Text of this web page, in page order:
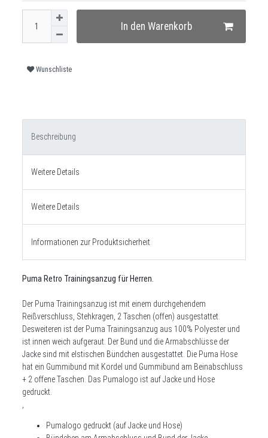
In den Warenkorb
Wunschliste
Beschreibung
Weitere Details
Weitere Details
Informationen zur Produktsicherheit
Puma Retro Trainingsanzug für Herren.
Der Puma Trainingsanzug ist mit einem durchgehendem
Reißverschluss, Stehkragen, 2 Taschen (offen) ausgestattet.
Desweiteren ist der Puma Trainingsanzug aus 100% Polyester und
ist innen weich aufgeraut. Der Bund und die Armabschlüsse der
Jacke sind mit elstischen Bündchen ausgestattet. Die Puma Hose
hat ein Gummibund mit Kordel und Gummibund am Beinabschluss
+ 2 offene Taschen. Das Pumalogo ist auf Jacke und Hose
gedruckt.
Pumalogo gedruckt (auf Jacke und Hose)